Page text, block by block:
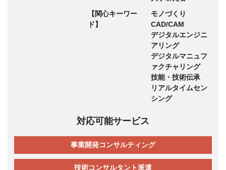
【関心キーワー
ド】
モノづくり
CAD/CAM
デジタルエンジニ
アリング
デジタルマニュフ
ァクチャリング
技能・技術伝承
リアルタイムセン
シング
対応可能サービス
事業開発コンサルティング
技術コンサルタント派遣